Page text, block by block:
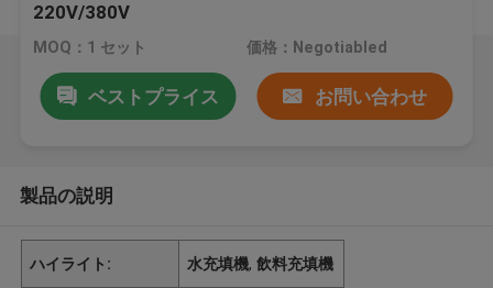
220V/380V
MOQ：1 セット 価格：Negotiabled
ベストプライス お問い合わせ
製品の説明
ハイライト: 水充填機,飲料充填機